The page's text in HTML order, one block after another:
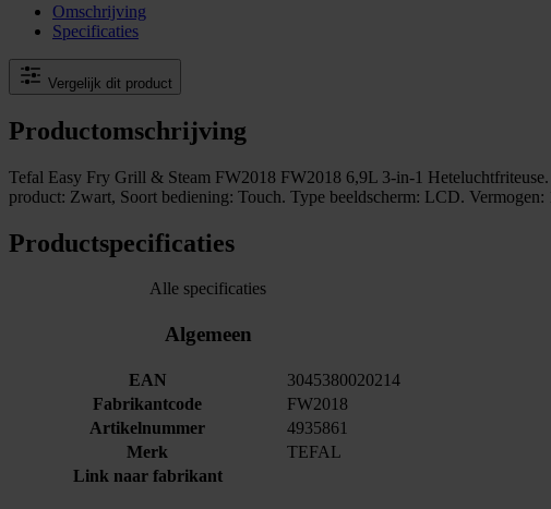
Omschrijving
Specificaties
Vergelijk dit product
Productomschrijving
Tefal Easy Fry Grill & Steam FW2018 FW2018 6,9L 3-in-1
product: Zwart, Soort bediening: Touch. Type beeldscherm: LCD.
Productspecificaties
Alle specificaties
Algemeen
EAN
3045380020214
Fabrikantcode
FW2018
Artikelnummer
4935861
Merk
TEFAL
Link naar fabrikant